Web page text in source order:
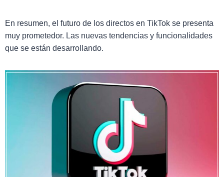
En resumen, el futuro de los directos en TikTok se presenta
muy prometedor. Las nuevas tendencias y funcionalidades
que se están desarrollando.